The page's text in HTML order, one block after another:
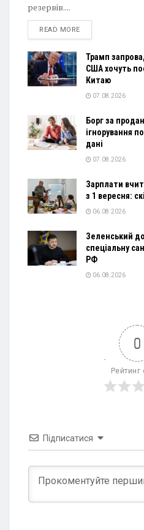
резервів....
READ MOREDETAILS
Трамп
США хочуть
Китаю
07.08.2026
Борг за
ігнорування
дані
07.08.2026
Зарплати
з 1 вересня:
06.08.2026
Зеленський
спеціальну
РФ
06.08.2026
0
Рейтинг
Підписатися